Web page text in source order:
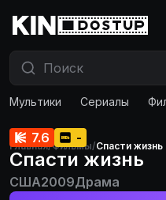
Мультики Сериалы
Главная/Фильмы/Спасти жизнь
7.6 -
Спасти жизнь
США2009Драма